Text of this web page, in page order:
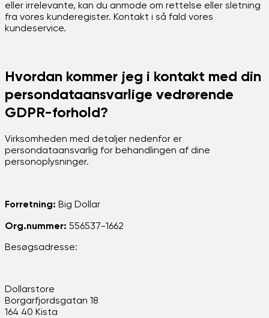
eller irrelevante, kan du anmode om rettelse eller sletning
fra vores kunderegister. Kontakt i så fald vores
kundeservice.
Hvordan kommer jeg i kontakt med din
persondataansvarlige vedrørende
GDPR-forhold?
Virksomheden med detaljer nedenfor er
persondataansvarlig for behandlingen af ​​dine
personoplysninger.
Forretning: Big Dollar
Org.nummer: 556537-1662
Besøgsadresse:
Dollarstore
Borgarfjordsgatan 18
164 40 Kista